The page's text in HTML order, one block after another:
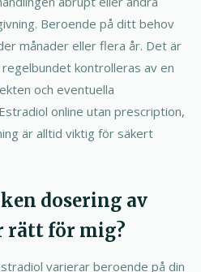
Beroende på ditt behov
månader eller flera år. Det är
kontrolleras av en
och eventuella
online utan prescription,
är alltid viktig för säkert
dosering av
rätt för mig?
varierar beroende på din